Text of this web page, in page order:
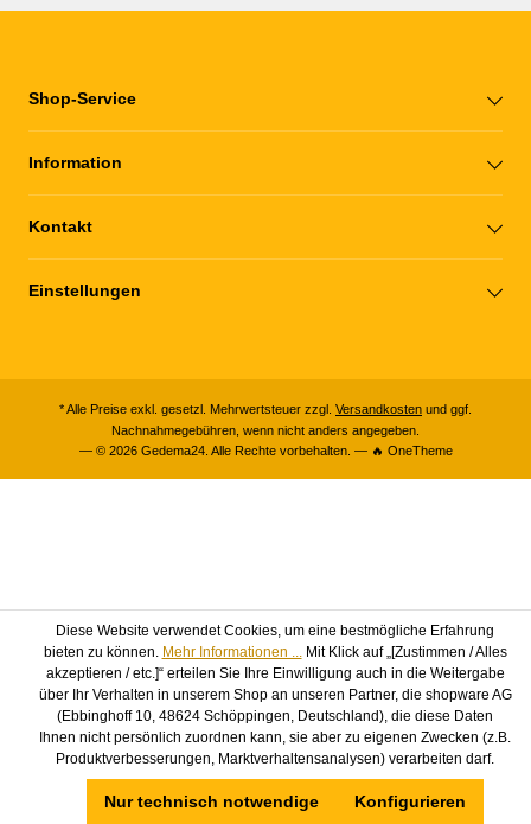
Shop-Service
Information
Kontakt
Einstellungen
* Alle Preise exkl. gesetzl. Mehrwertsteuer zzgl. Versandkosten und ggf.
Nachnahmegebühren, wenn nicht anders angegeben.
— © 2026 Gedema24. Alle Rechte vorbehalten. — 🔥 OneTheme
Diese Website verwendet Cookies, um eine bestmögliche Erfahrung
bieten zu können. Mehr Informationen ...Mit Klick auf „[Zustimmen / Alles
akzeptieren / etc.]“ erteilen Sie Ihre Einwilligung auch in die Weitergabe
über Ihr Verhalten in unserem Shop an unseren Partner, die shopware AG
(Ebbinghoff 10, 48624 Schöppingen, Deutschland), die diese Daten
Ihnen nicht persönlich zuordnen kann, sie aber zu eigenen Zwecken (z.B.
Produktverbesserungen, Marktverhaltensanalysen) verarbeiten darf.
Nur technisch notwendige Konfigurieren